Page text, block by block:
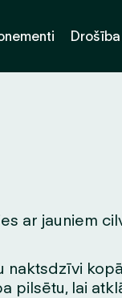
Drošība
ar jauniem
pilsētu, lai